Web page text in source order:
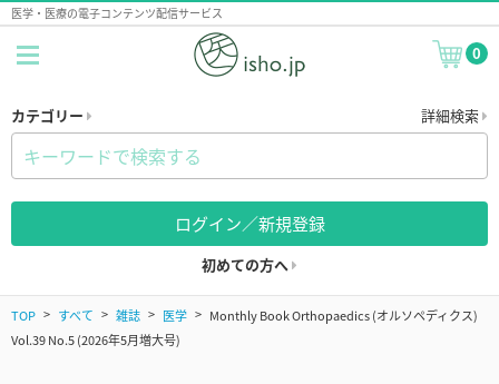
医学・医療の電子コンテンツ配信サービス
0
カテゴリー 詳細検索
ログイン／新規登録
初めての方へ
TOP すべて 雑誌 医学
Monthly Book Orthopaedics (オルソペディクス)
Vol.39 No.5 (2026年5月増大号)